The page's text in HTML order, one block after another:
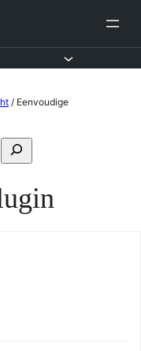
/ Eenvoudige
Forums